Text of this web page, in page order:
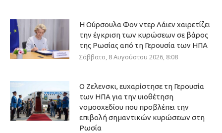
Η Ούρσουλα Φον ντερ Λάιεν χαιρετίζει
την έγκριση των κυρώσεων σε βάρος
της Ρωσίας από τη Γερουσία των ΗΠΑ
Σάββατο, 8 Αυγούστου 2026, 8:08
Ο Ζελενσκι, ευχαρίστησε τη Γερουσία
των ΗΠΑ για την υιοθέτηση
νομοσχεδίου που προβλέπει την
επιβολή σημαντικών κυρώσεων στη
Ρωσία